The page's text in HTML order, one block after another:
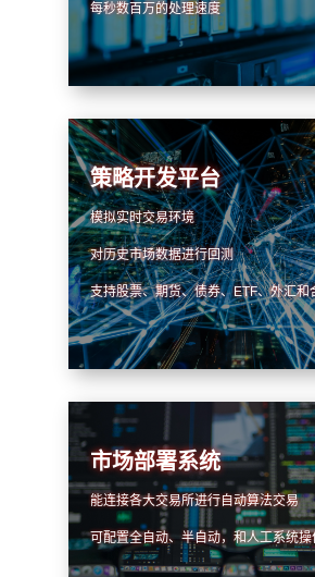
每秒数百万的处理速度
策略开发平台
模拟实时交易环境
对历史市场数据进行回测
支持股票、期货、债券、ETF、外汇和
市场部署系统
能连接各大交易所进行自动算法交易
可配置全自动、半自动，和人工系统操